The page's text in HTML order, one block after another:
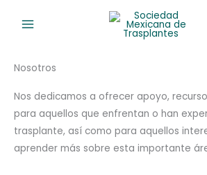
Nosotros
Nos dedicamos a ofrecer apoyo,
para aquellos que enfrentan o han
trasplante, así como para aquellos
aprender más sobre esta importante